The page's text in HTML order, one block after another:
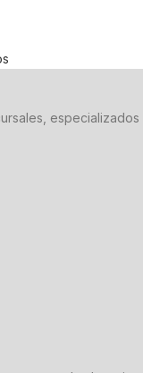
especializados